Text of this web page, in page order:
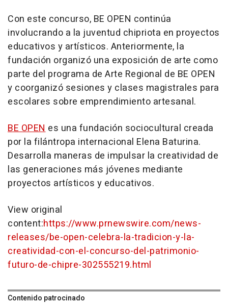
Con este concurso, BE OPEN continúa
involucrando a la juventud chipriota en proyectos
educativos y artísticos. Anteriormente, la
fundación organizó una exposición de arte como
parte del programa de Arte Regional de BE OPEN
y coorganizó sesiones y clases magistrales para
escolares sobre emprendimiento artesanal.
BE OPENes una fundación sociocultural creada
por la filántropa internacional Elena Baturina.
Desarrolla maneras de impulsar la creatividad de
las generaciones más jóvenes mediante
proyectos artísticos y educativos.
View original
content:https://www.prnewswire.com/news-
releases/be-open-celebra-la-tradicion-y-la-
creatividad-con-el-concurso-del-patrimonio-
futuro-de-chipre-302555219.html
Contenido patrocinado